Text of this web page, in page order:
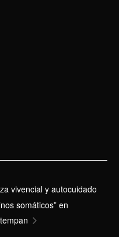
vivencial y autocuidado
somáticos” en